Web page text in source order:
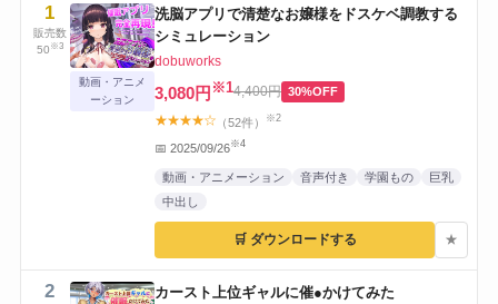
1
販売数
50 ※3
動画・アニメ
ーション
洗脳アプリで清楚なお嬢様をドスケベ調教する
シミュレーション
dobuworks
3,080円 ※14,400円 30%OFF
★★★★☆（52件） ※2
📅 2025/09/26※4
動画・アニメーション 音声付き 学園もの
巨乳
中出し
🛒 ダウンロードする ★
2 カースト上位ギャルに催●かけてみた